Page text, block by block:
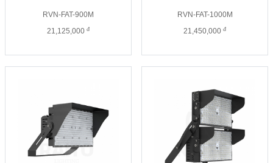
RVN-FAT-900M
21,125,000 đ
RVN-FAT-1000M
21,450,000 đ